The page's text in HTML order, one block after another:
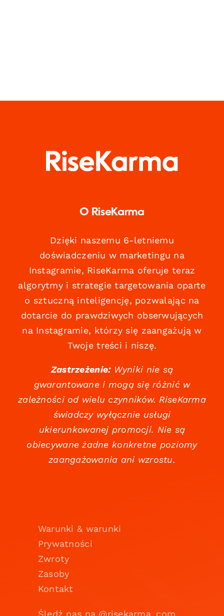
O RiseKarma
Dzięki naszemu 6-letniemu
doświadczeniu w marketingu na
Instagramie, RiseKarma oferuje teraz
algorytmy i strategie targetowania oparte
o sztuczną inteligencję, pozwalając na
dotarcie do prawdziwych obserwujących
na Instagramie, którzy się zaangażują w
Twoje treści i niszę.
Zastrzeżenie:Wyniki nie są
gwarantowane i mogą się różnić w
zależności od wielu czynników. RiseKarma
świadczy wyłącznie usługi
ukierunkowanej promocji. Nie są
obiecywane żadne konkretne poziomy
zaangażowania ani wzrostu.
Warunki & warunki
Prywatności
Zwroty
Zasoby
Kontakt